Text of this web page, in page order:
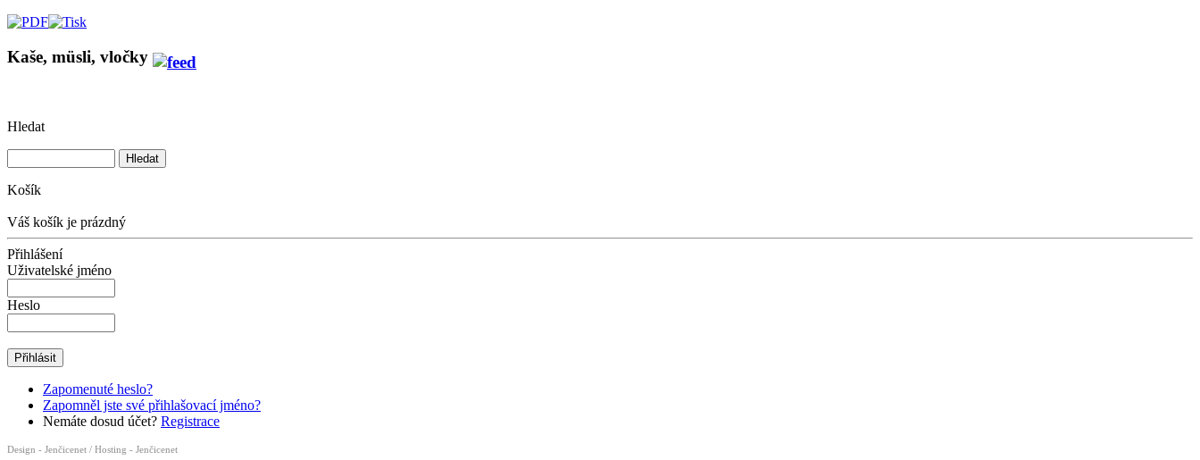
Kaše, müsli, vločky
Hledat
Košík
Váš košík je prázdný
Přihlášení
Uživatelské jméno
Heslo
Zapomenuté heslo?
Zapomněl jste své přihlašovací jméno?
Nemáte dosud účet? Registrace
Design - Jenčicenet / Hosting - Jenčicenet